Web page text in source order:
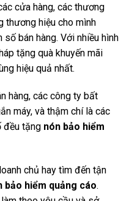
cửa hàng, các thương
thương hiệu cho mình
bán hàng. Với nhiều hình
tặng quà khuyến mãi
hiệu quả nhất.
hàng, các công ty bất
máy, và thậm chí là các
đều tặng nón bảo hiểm
chủ hay tìm đến tận
bảo hiểm quảng cáo.